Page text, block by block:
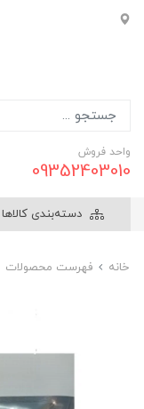
واحد فروش
09352403010
دسته‌بندی کالاها
خانه فهرست محصولات